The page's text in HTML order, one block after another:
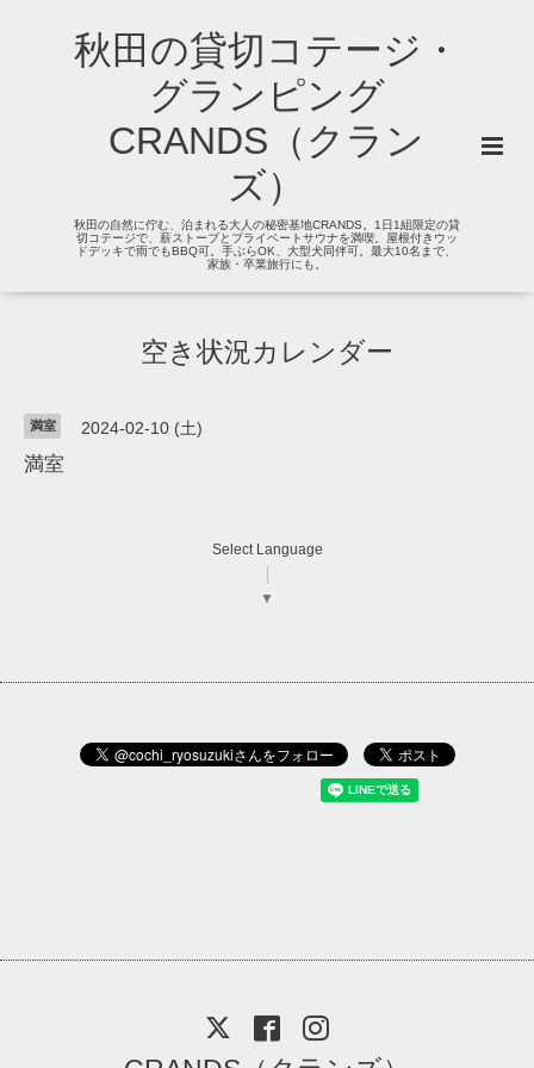
秋田の貸切コテージ・
グランピング
CRANDS（クラン
ズ）
秋田の自然に佇む、泊まれる大人の秘密基地CRANDS。1日1組限定の貸
切コテージで、薪ストーブとプライベートサウナを満喫。屋根付きウッ
ドデッキで雨でもBBQ可。手ぶらOK、大型犬同伴可。最大10名まで、
家族・卒業旅行にも。
空き状況カレンダー
満室 2024-02-10 (土)
満室
Select Language
▼